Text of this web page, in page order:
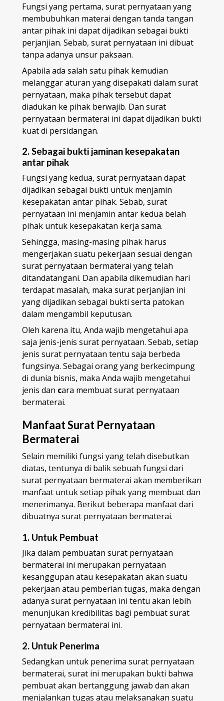
Fungsi yang pertama, surat pernyataan yang
membubuhkan materai dengan tanda tangan
antar pihak ini dapat dijadikan sebagai bukti
perjanjian. Sebab, surat pernyataan ini dibuat
tanpa adanya unsur paksaan.
Apabila ada salah satu pihak kemudian
melanggar aturan yang disepakati dalam surat
pernyataan, maka pihak tersebut dapat
diadukan ke pihak berwajib. Dan surat
pernyataan bermaterai ini dapat dijadikan bukti
kuat di persidangan.
2. Sebagai bukti jaminan kesepakatan
antar pihak
Fungsi yang kedua, surat pernyataan dapat
dijadikan sebagai bukti untuk menjamin
kesepakatan antar pihak. Sebab, surat
pernyataan ini menjamin antar kedua belah
pihak untuk kesepakatan kerja sama.
Sehingga, masing-masing pihak harus
mengerjakan suatu pekerjaan sesuai dengan
surat pernyataan bermaterai yang telah
ditandatangani. Dan apabila dikemudian hari
terdapat masalah, maka surat perjanjian ini
yang dijadikan sebagai bukti serta patokan
dalam mengambil keputusan.
Oleh karena itu, Anda wajib mengetahui apa
saja jenis-jenis surat pernyataan. Sebab, setiap
jenis surat pernyataan tentu saja berbeda
fungsinya. Sebagai orang yang berkecimpung
di dunia bisnis, maka Anda wajib mengetahui
jenis dan cara membuat surat pernyataan
bermaterai.
Manfaat Surat Pernyataan
Bermaterai
Selain memiliki fungsi yang telah disebutkan
diatas, tentunya di balik sebuah fungsi dari
surat pernyataan bermaterai akan memberikan
manfaat untuk setiap pihak yang membuat dan
menerimanya. Berikut beberapa manfaat dari
dibuatnya surat pernyataan bermaterai.
1. Untuk Pembuat
Jika dalam pembuatan surat pernyataan
bermaterai ini merupakan pernyataan
kesanggupan atau kesepakatan akan suatu
pekerjaan atau pemberian tugas, maka dengan
adanya surat pernyataan ini tentu akan lebih
menunjukan kredibilitas bagi pembuat surat
pernyataan bermaterai ini.
2. Untuk Penerima
Sedangkan untuk penerima surat pernyataan
bermaterai, surat ini merupakan bukti bahwa
pembuat akan bertanggung jawab dan akan
menjalankan tugas atau melaksanakan suatu